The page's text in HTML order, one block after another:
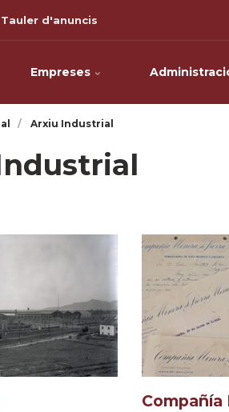
Tauler d'anuncis
Empreses
Arxiu Industrial
Compañía